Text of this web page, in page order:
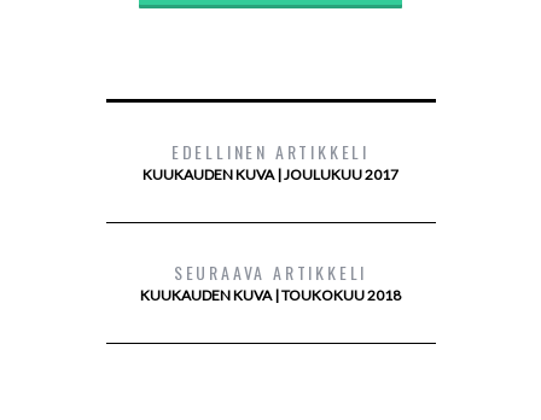
EDELLINEN ARTIKKELI
KUUKAUDEN KUVA | JOULUKUU 2017
SEURAAVA ARTIKKELI
KUUKAUDEN KUVA | TOUKOKUU 2018